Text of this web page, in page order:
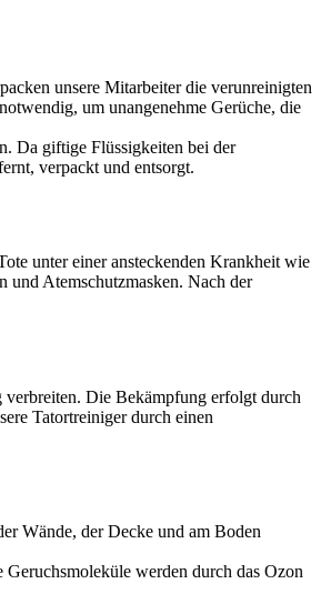
unsere Mitarbeiter die verunreinigten
um unangenehme Gerüche, die
Da giftige Flüssigkeiten bei der
verpackt und entsorgt.
unter einer ansteckenden Krankheit wie
und Atemschutzmasken. Nach der
verbreiten. Die Bekämpfung erfolgt durch
Tatortreiniger durch einen
Wände, der Decke und am Boden
werden durch das Ozon